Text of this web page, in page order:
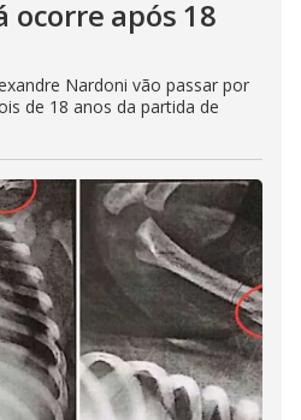
ocorre após 18
Nardoni vão passar por
de 18 anos da partida de